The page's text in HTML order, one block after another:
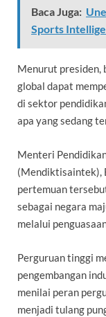
Baca Juga:
Sports
Menurut presiden,
global dapat
di sektor
apa yang sedang
Menteri
(Mendiktisaintek),
pertemuan
sebagai negara
melalui
Perguruan tinggi
pengembangan
menilai peran
menjadi tulang